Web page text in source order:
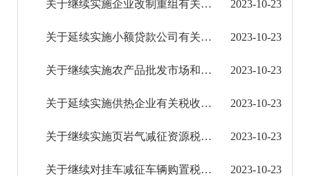
关于继续实施企业改制重组有关土地增值税政策的公告 2023-10-23
关于延续实施小额贷款公司有关税收优惠政策的公告 2023-10-23
关于继续实施农产品批发市场和农贸市场房产税、城镇土地使用税优惠政策的公告 2023-10-23
关于延续实施供热企业有关税收政策的公告 2023-10-23
关于继续实施页岩气减征资源税优惠政策的公告 2023-10-23
关于继续对挂车减征车辆购置税的公告 2023-10-23